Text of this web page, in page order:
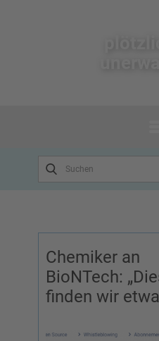
Chemiker an
BioNTech:
finden wir